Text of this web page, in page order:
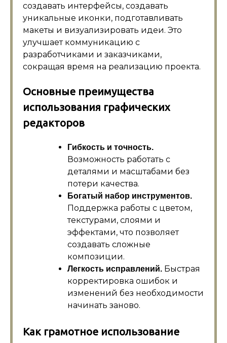
создавать интерфейсы, создавать
уникальные иконки, подготавливать
макеты и визуализировать идеи. Это
улучшает коммуникацию с
разработчиками и заказчиками,
сокращая время на реализацию проекта.
Основные преимущества
использования графических
редакторов
Гибкость и точность.
Возможность работать с
деталями и масштабами без
потери качества.
Богатый набор инструментов.
Поддержка работы с цветом,
текстурами, слоями и
эффектами, что позволяет
создавать сложные
композиции.
Легкость исправлений. Быстрая
корректировка ошибок и
изменений без необходимости
начинать заново.
Как грамотное использование